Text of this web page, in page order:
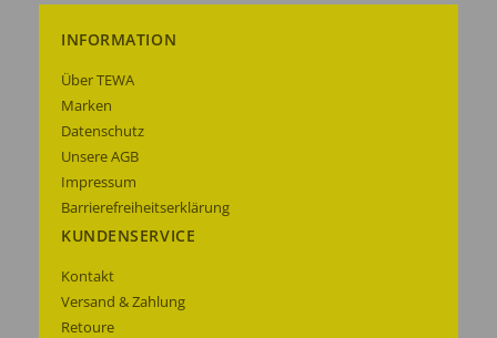
INFORMATION
Über TEWA
Marken
Datenschutz
Unsere AGB
Impressum
Barrierefreiheitserklärung
KUNDENSERVICE
Kontakt
Versand & Zahlung
Retoure